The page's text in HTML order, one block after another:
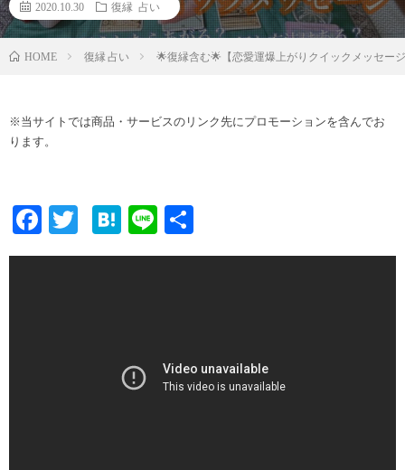
2020.10.30 復縁 占い
HOME 復縁 占い 🌟復縁含む🌟【恋愛運爆上がりクイックメッセー
※当サイトでは商品・サービスのリンク先にプロモーションを含んでお
ります。
F
ac
T
w
H
at
Li
n 有